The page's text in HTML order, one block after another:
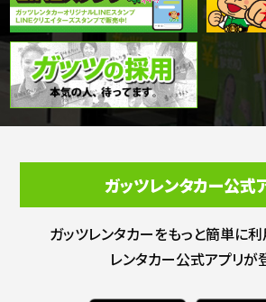
ガッツレンタカー公式
ガッツレンタカーをもっと簡単に
レンタカー公式アプリが